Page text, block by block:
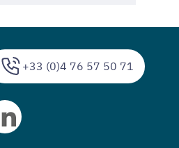
+33 (0)4 76 57 50 71